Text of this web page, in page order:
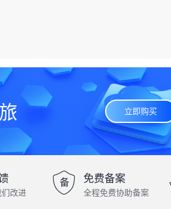
立即购买
改进
免费备案
全程免费协助备案